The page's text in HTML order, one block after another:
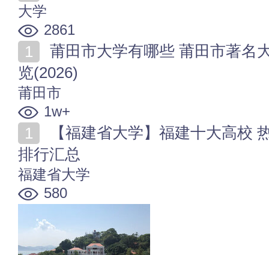
大学
2861
览(2026)
莆田市
1w+
排行汇总
福建省大学
580